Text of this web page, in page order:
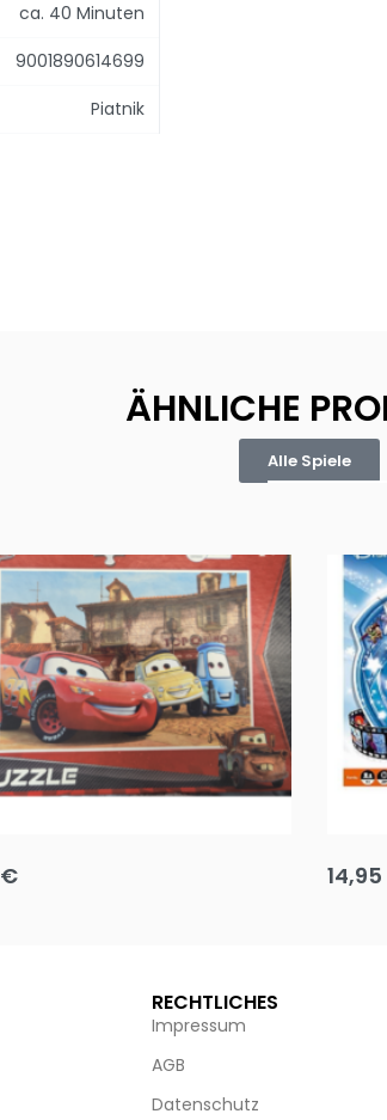
ca. 40 Minuten
9001890614699
Piatnik
ÄHNLICHE
Alle Spiele
€
14,95
RECHTLICHES
Impressum
AGB
Datenschutz